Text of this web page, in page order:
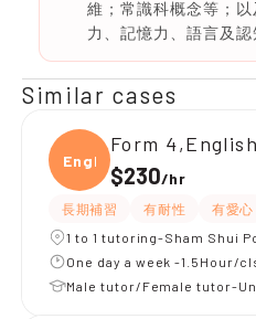
維；常識科概念等；
力、記憶力、語言及認
Similar cases
Engli
Form
$230/hr
長期補習 有耐性 有愛心
1 to 1 tutoring-Sham Shui
One day a week -1.5Hour/
Male tutor/Female tutor-